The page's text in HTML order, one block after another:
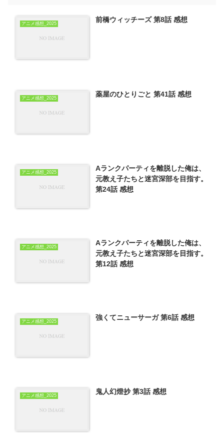
アニメ感想_2025 前橋ウィッチーズ 第8話 感想
アニメ感想_2025 薬屋のひとりごと 第41話 感想
アニメ感想_2025
Aランクパーティを離脱した俺は、
元教え子たちと迷宮深部を目指す。
第24話 感想
アニメ感想_2025
Aランクパーティを離脱した俺は、
元教え子たちと迷宮深部を目指す。
第12話 感想
アニメ感想_2025 強くてニューサーガ 第6話 感想
アニメ感想_2025 鬼人幻燈抄 第3話 感想